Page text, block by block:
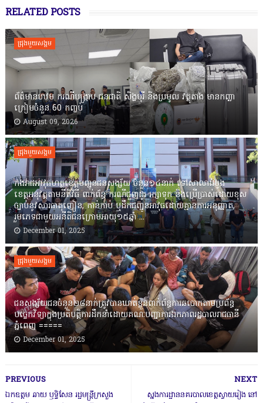
RELATED POSTS
ជ្រុងមួយសង្គម
ព័ត៌មានបឋម ករណីបង្ក្រាប ជនជាតិ សិង្ហបុរី និងប្រមូល វត្ថុតាង មានកញ្ឆា
ក្រៀមចំនួន 60 កញ្ចប់
August 09, 2026
ជ្រុងមួយសង្គម
កងរាជឣាវុធហត្ថខេត្តបញ្ជូនជនសង្ស័យ ចំនួន១៤នាក់ ទៅសាលាដំបូង
ខេត្តឣនុវត្តតាមនីតិវិធី ពាក់ព័ន្ធ ករណីជួញដូរ រក្សាទុក និងប្រើប្រាស់ដោយខុស
ច្បាប់នូវសារធាតុញៀន, កាន់កាប់ ឬដឹកជញ្ជូនអាវុធដោយគ្មានការអនុញ្ញាត,
រួមភេទជាមួយអនីតិជនក្រោមអាយុ១៥ឆ្នាំ ...
December 01, 2025
ជ្រុងមួយសង្គម
ជនសង្ស័យជនចំនួន២៨នាក់ត្រូវបានឃាត់ខ្លួនពាក់ព័ន្ធការឆបោកតាមប្រព័ន្ធ
បច្ចេកវិទ្យាក្នុងប្រតិបត្តិការដឹកនាំដោយគណៈបញ្ជាការឯកភាពរដ្ឋបាលរាជធានី
ភ្នំពេញ ‎=====
December 01, 2025
NEXT
ស្នងការដ្ឋាននគរបាលខេត្តស្វាយរៀង នៅ
PREVIOUS
ឯកឧត្តម ឆាយ ឫទ្ធិសែន រដ្ឋមន្ត្រីក្រសួង